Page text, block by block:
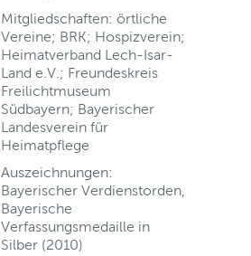
Mitgliedschaften: örtliche
Vereine; BRK; Hospizverein;
Heimatverband Lech-Isar-
Land e.V.; Freundeskreis
Freilichtmuseum
Südbayern; Bayerischer
Landesverein für
Heimatpflege
Auszeichnungen:
Bayerischer Verdienstorden,
Bayerische
Verfassungsmedaille in
Silber (2010)